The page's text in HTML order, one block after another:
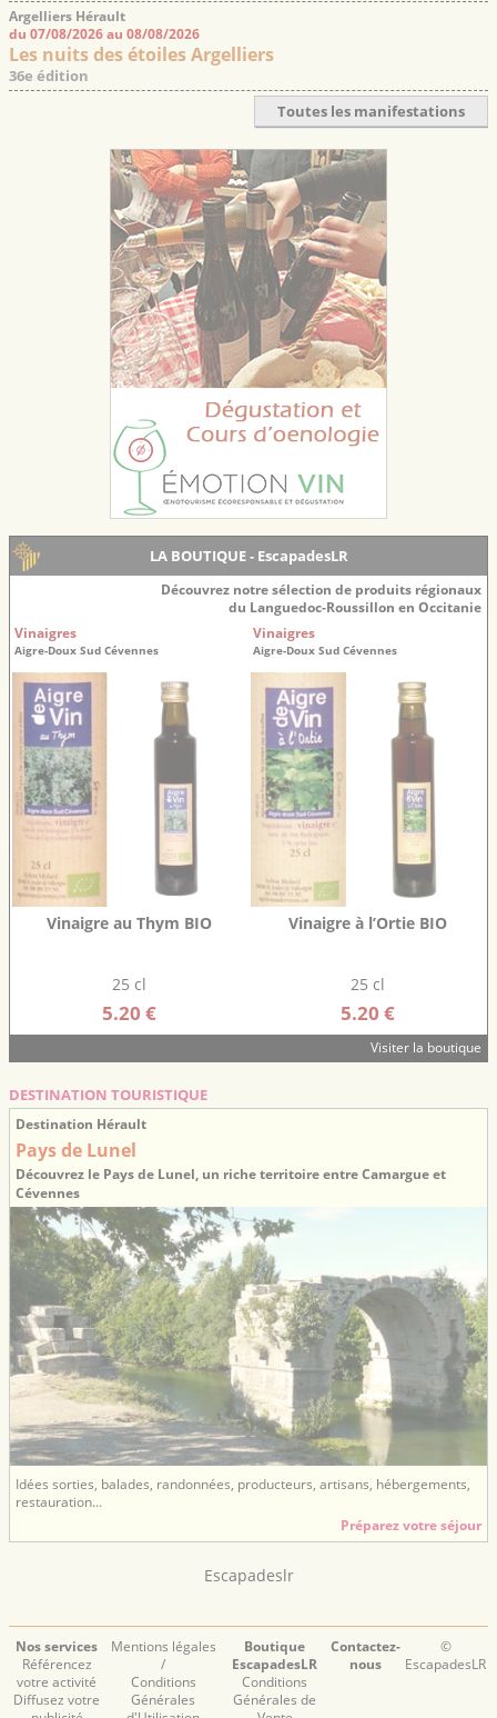
Argelliers Hérault
du 07/08/2026 au 08/08/2026
Les nuits des étoiles Argelliers
36e édition
Toutes les manifestations
LA BOUTIQUE - EscapadesLR
Découvrez notre sélection de produits régionaux
du Languedoc-Roussillon en Occitanie
Vinaigres
Aigre-Doux Sud Cévennes
Vinaigre au Thym BIO
25 cl
5.20 €
Vinaigres
Aigre-Doux Sud Cévennes
Vinaigre à l’Ortie BIO
25 cl
5.20 €
Visiter la boutique
DESTINATION TOURISTIQUE
Destination Hérault
Pays de Lunel
Découvrez le Pays de Lunel, un riche territoire entre Camargue et
Cévennes
Idées sorties, balades, randonnées, producteurs, artisans, hébergements,
restauration...
Préparez votre séjour
Escapadeslr
Nos services
Référencez
votre activité
Diffusez votre
Mentions légales
/
Conditions
Générales
Boutique
EscapadesLR
Conditions
Générales de
Contactez-
nous
©
EscapadesLR